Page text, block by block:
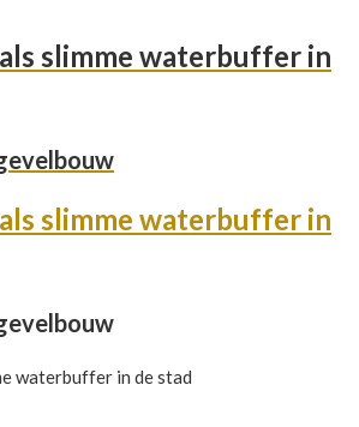
slimme waterbuffer in
slimme waterbuffer in
waterbuffer in de stad